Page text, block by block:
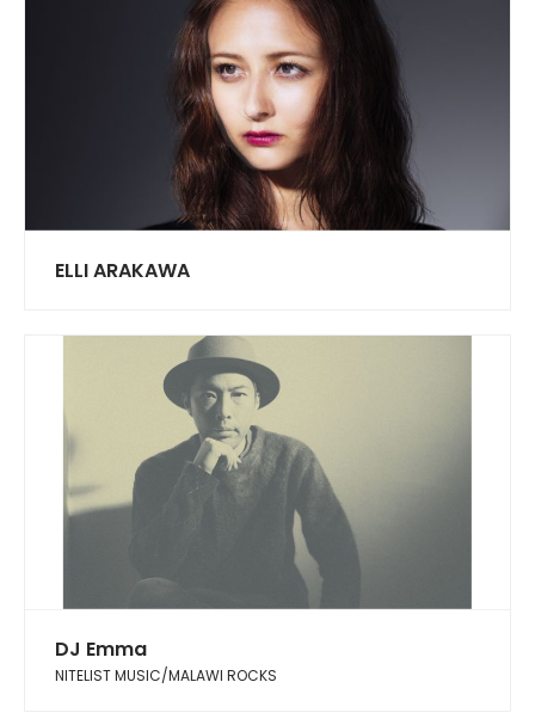
ELLI ARAKAWA
DJ Emma
NITELIST MUSIC/MALAWI ROCKS